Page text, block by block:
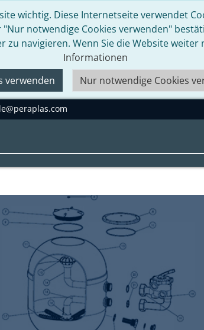
wichtig. Diese Internetseite verwendet
notwendige Cookies verwenden"
navigieren. Wenn Sie die Website
Informationen
verwenden
Nur notwendige Cookies